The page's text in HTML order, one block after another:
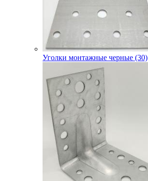
Уголки монтажные черные (30)